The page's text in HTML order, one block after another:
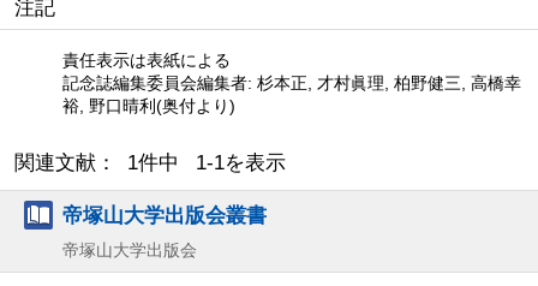
注記
責任表示は表紙による
記念誌編集委員会編集者: 杉本正, 才村眞理, 柏野健三, 高橋幸
裕, 野口晴利(奥付より)
関連文献： 1件中 1-1を表示
帝塚山大学出版会叢書
帝塚山大学出版会